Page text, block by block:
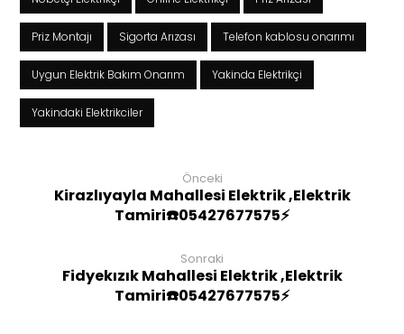
Priz Montajı Sigorta Arızası Telefon kablosu onarımı
Uygun Elektrik Bakım Onarım Yakinda Elektrikçi
Yakindaki Elektrikciler
Önceki
Kirazlıyayla Mahallesi Elektrik ,Elektrik
Tamiri☎️05427677575⚡
Sonraki
Fidyekızık Mahallesi Elektrik ,Elektrik
Tamiri☎️05427677575⚡